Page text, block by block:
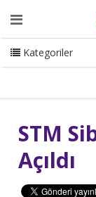
Ana Sayfa
Danışmanlık
CyberMag Logo
Kategoriler
STM
Açıldı